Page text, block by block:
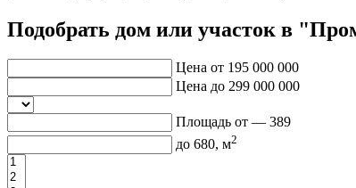
Подобрать дом или участок в
Цена от 195 000 000
Цена до 299 000 000
Площадь от — 389
до 680, м2